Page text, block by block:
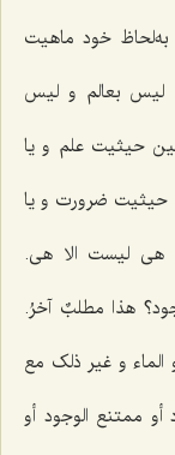
خود ماهیت
بعالم و لیس
حیثیت علم و یا
ضرورت و یا
لیست الا هی.
هذا مطلبٌ آخرُ.
و غیر ذلک مع
ممتنع الوجود أو